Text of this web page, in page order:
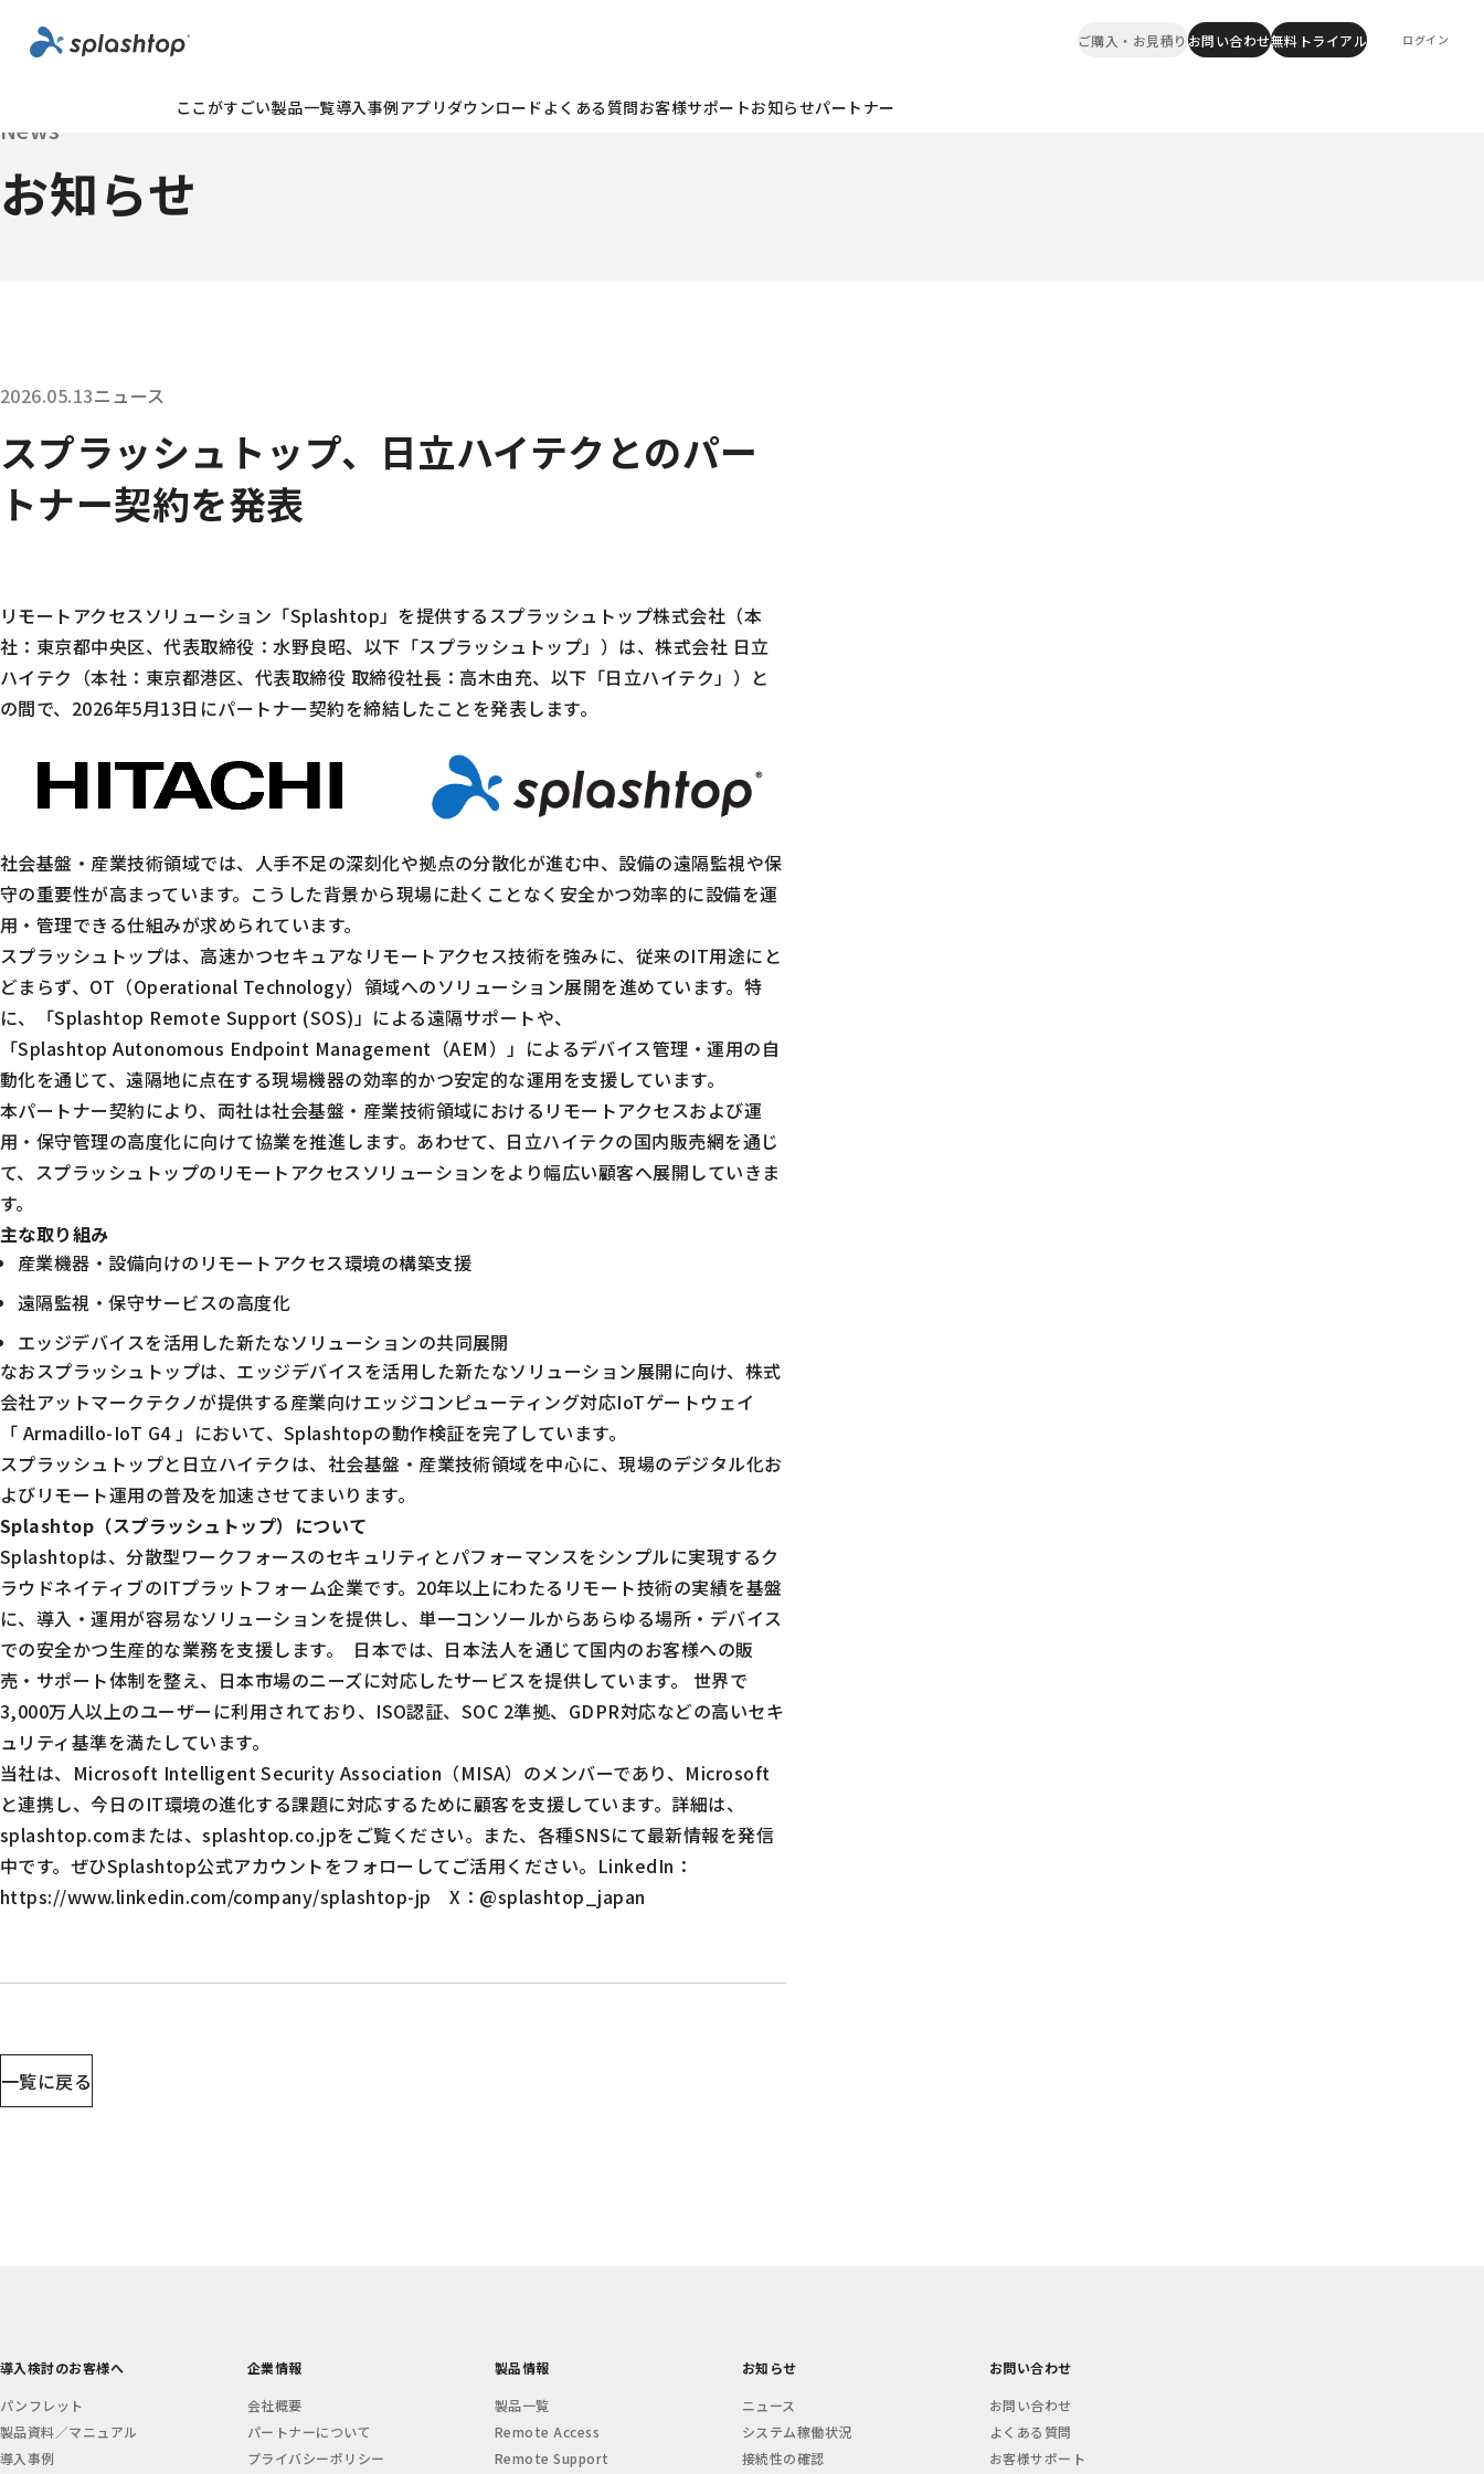
ご購入・お見積り お問い合わせ無料トライアル ログイン
ここがすごい製品一覧導入事例アプリダウンロードよくある質問お客様サポートお知らせパートナー
News
お知らせ
スプラッシュトップ、日立ハイテクとのパー
トナー契約を発表
投稿日：
2026.05.13カテゴリー：
ニュース
リモートアクセスソリューション「Splashtop」を提供するスプラッシュトップ株式会社（本
社：東京都中央区、代表取締役：水野良昭、以下「スプラッシュトップ」）は、株式会社 日立
ハイテク（本社：東京都港区、代表取締役 取締役社長：高木由充、以下「日立ハイテク」）と
の間で、2026年5月13日にパートナー契約を締結したことを発表します。
社会基盤・産業技術領域では、人手不足の深刻化や拠点の分散化が進む中、設備の遠隔監視や保
守の重要性が高まっています。こうした背景から現場に赴くことなく安全かつ効率的に設備を運
用・管理できる仕組みが求められています。
スプラッシュトップは、高速かつセキュアなリモートアクセス技術を強みに、従来のIT用途にと
どまらず、OT（Operational Technology）領域へのソリューション展開を進めています。特
に、「Splashtop Remote Support (SOS)」による遠隔サポートや、
「Splashtop Autonomous Endpoint Management（AEM）」によるデバイス管理・運用の自
動化を通じて、遠隔地に点在する現場機器の効率的かつ安定的な運用を支援しています。
本パートナー契約により、両社は社会基盤・産業技術領域におけるリモートアクセスおよび運
用・保守管理の高度化に向けて協業を推進します。あわせて、日立ハイテクの国内販売網を通じ
て、スプラッシュトップのリモートアクセスソリューションをより幅広い顧客へ展開していきま
す。
主な取り組み
産業機器・設備向けのリモートアクセス環境の構築支援
遠隔監視・保守サービスの高度化
エッジデバイスを活用した新たなソリューションの共同展開
なおスプラッシュトップは、エッジデバイスを活用した新たなソリューション展開に向け、株式
会社アットマークテクノが提供する産業向けエッジコンピューティング対応IoTゲートウェイ
「 Armadillo-IoT G4 」において、Splashtopの動作検証を完了しています。
スプラッシュトップと日立ハイテクは、社会基盤・産業技術領域を中心に、現場のデジタル化お
よびリモート運用の普及を加速させてまいります。
Splashtop（スプラッシュトップ）について
Splashtopは、分散型ワークフォースのセキュリティとパフォーマンスをシンプルに実現するク
ラウドネイティブのITプラットフォーム企業です。20年以上にわたるリモート技術の実績を基盤
に、導入・運用が容易なソリューションを提供し、単一コンソールからあらゆる場所・デバイス
での安全かつ生産的な業務を支援します。 日本では、日本法人を通じて国内のお客様への販
売・サポート体制を整え、日本市場のニーズに対応したサービスを提供しています。 世界で
3,000万人以上のユーザーに利用されており、ISO認証、SOC 2準拠、GDPR対応などの高いセキ
ュリティ基準を満たしています。
当社は、 Microsoft Intelligent Security Association（MISA） のメンバーであり、Microsoft
と連携し、今日のIT環境の進化する課題に対応するために顧客を支援しています。詳細は、
splashtop.comまたは、splashtop.co.jpをご覧ください。また、各種SNSにて最新情報を発信
中です。ぜひSplashtop公式アカウントをフォローしてご活用ください。LinkedIn：
https://www.linkedin.com/company/splashtop-jp X： @splashtop_japan
一覧に戻る
導入検討のお客様へ
パンフレット
製品資料／マニュアル
導入事例
企業情報
会社概要
パートナーについて
プライバシーポリシー
製品情報
製品一覧
Remote Access
Remote Support
お知らせ
ニュース
システム稼働状況
接続性の確認
お問い合わせ
お問い合わせ
よくある質問
お客様サポート